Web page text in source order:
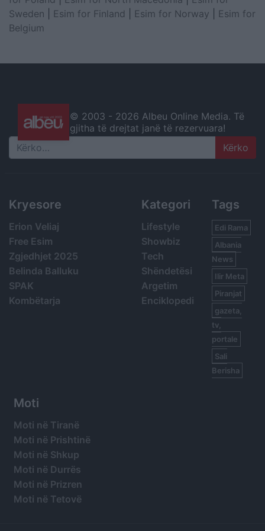
Sweden
Esim for Finland Esim for Norway
Esim for
Belgium
© 2003 - 2026 Albeu Online Media. Të
gjitha të drejtat janë të rezervuara!
Search
Kryesore
Erion Veliaj
Free Esim
Zgjedhjet 2025
Belinda Balluku
SPAK
Kombëtarja
Kategori
Lifestyle
Showbiz
Tech
Shëndetësi
Argetim
Enciklopedi
Tags
Edi Rama
Albania
News
Ilir Meta
Piranjat
gazeta,
tv,
portale
Sali
Berisha
Moti
Moti në Tiranë
Moti në Prishtinë
Moti në Shkup
Moti në Durrës
Moti në Prizren
Moti në Tetovë